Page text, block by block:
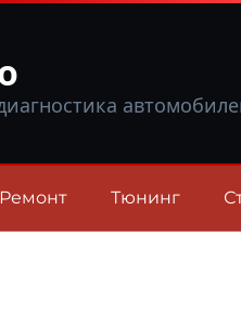
Ремонт Тюнинг